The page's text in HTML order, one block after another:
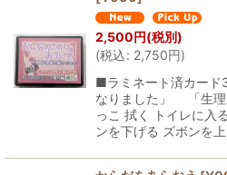
2,500円(税別)
(税込: 2,750円)
■ラミネート済カード
なりました」 「生
っこ 拭く トイレに
ンを下げる ズボンを